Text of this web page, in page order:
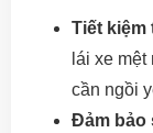
Tiết
lái xe
cần ngồi
Đảm bảo